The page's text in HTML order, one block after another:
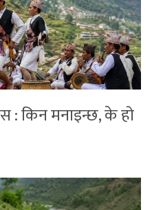
: किन मनाइन्छ, के हो